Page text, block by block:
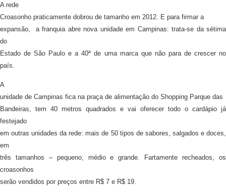
A rede
Croasonho praticamente dobrou de tamanho em 2012. E para firmar a
expansão, a franquia abre nova unidade em Campinas: trata-se da sétima
do
Estado de São Paulo e a 40ª de uma marca que não para de crescer no
país.
A
unidade de Campinas fica na praça de alimentação do Shopping Parque das
Bandeiras, tem 40 metros quadrados e vai oferecer todo o cardápio já
festejado
em outras unidades da rede: mais de 50 tipos de sabores, salgados e doces,
em
três tamanhos – pequeno, médio e grande. Fartamente recheados, os
croasonhos
serão vendidos por preços entre R$ 7 e R$ 19.